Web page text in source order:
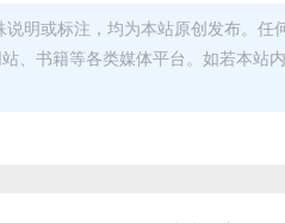
明或标注，均为本站原创发布。
、书籍等各类媒体平台。如若本站